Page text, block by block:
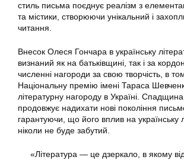
стиль письма поєднує реалізм з
та містики, створюючи унікальний і
читання.
Внесок Олеся Гончара в українську
визнаний як на батьківщині, так і за
численні нагороди за свою творчість, в
Національну премію імені Тараса
літературну нагороду в Україні.
продовжує надихати нові покоління
гарантуючи, що його вплив на українську
ніколи не буде забутий.
«Література — це дзеркало, в якому